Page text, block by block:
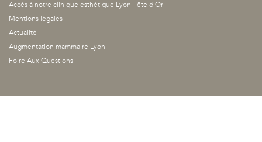
Accès à notre clinique esthétique Lyon Tête d’Or
Mentions légales
Actualité
Augmentation mammaire Lyon
Foire Aux Questions